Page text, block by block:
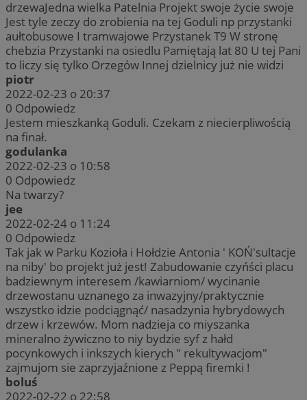
drzewaJedna wielka Patelnia Projekt swoje życie swoje
Jest tyle zeczy do zrobienia na tej Goduli np przystanki
aułtobusowe I tramwajowe Przystanek T9 W stronę
chebzia Przystanki na osiedlu Pamiętają lat 80 U tej Pani
to liczy się tylko Orzegów Innej dzielnicy już nie widzi
piotr
2022-02-23 o 20:37
0 Odpowiedz
Jestem mieszkanką Goduli. Czekam z niecierpliwością
na finał.
godulanka
2022-02-23 o 10:58
0 Odpowiedz
Na twarzy?
jee
2022-02-24 o 11:24
0 Odpowiedz
Tak jak w Parku Kozioła i Hołdzie Antonia ' KOŃ'sultacje
na niby' bo projekt już jest! Zabudowanie czyńści placu
badziewnym interesem /kawiarniom/ wycinanie
drzewostanu uznanego za inwazyjny/praktycznie
wszystko idzie podciągnąć/ nasadzynia hybrydowych
drzew i krzewów. Mom nadzieja co miyszanka
mineralno żywiczno to niy bydzie syf z hałd
pocynkowych i inkszych kierych " rekultywacjom"
zajmujom sie zaprzyjaźnione z Peppą firemki !
boluś
2022-02-22 o 22:58